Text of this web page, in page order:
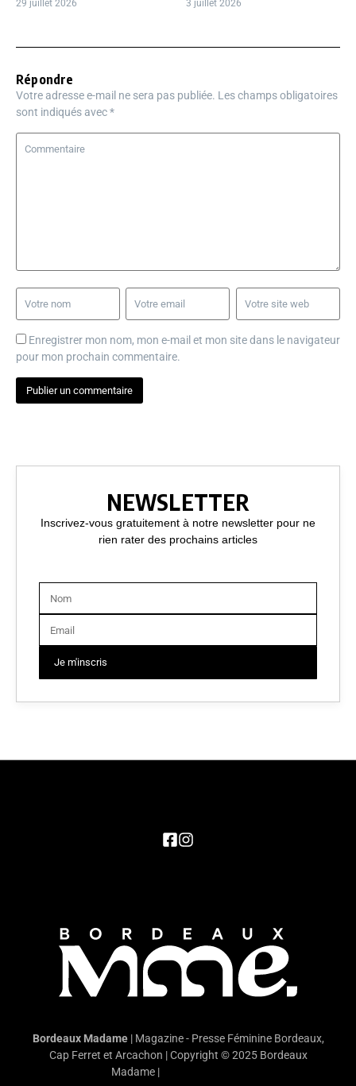
29 juillet 2026 3 juillet 2026
Répondre
Votre adresse e-mail ne sera pas publiée. Les champs obligatoires
sont indiqués avec*
Enregistrer mon nom, mon e-mail et mon site dans le navigateur
pour mon prochain commentaire.
NEWSLETTER
Inscrivez-vous gratuitement à notre newsletter pour ne
rien rater des prochains articles
Je m'inscris
Bordeaux Madame | Magazine - Presse Féminine Bordeaux,
Cap Ferret et Arcachon | Copyright © 2025 Bordeaux
Madame |